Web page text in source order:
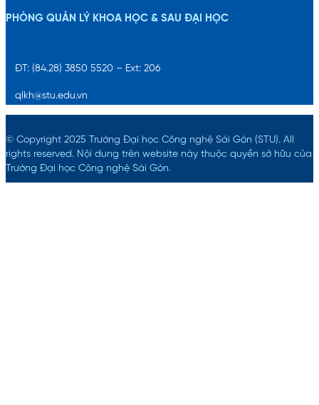
PHÒNG QUẢN LÝ KHOA HỌC & SAU ĐẠI HỌC
ĐT: (84.28) 3850 5520 – Ext: 206
qlkh@stu.edu.vn
© Copyright 2025 Trường Đại học Công nghệ Sài Gòn (STU). All
rights reserved. Nội dung trên website này thuộc quyền sở hữu của
Trường Đại học Công nghệ Sài Gòn.